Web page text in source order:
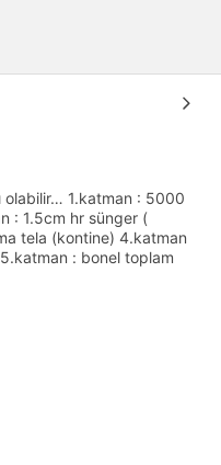
olabilir… 1.katman : 5000
: 1.5cm hr sünger (
tela (kontine) 4.katman
: bonel toplam